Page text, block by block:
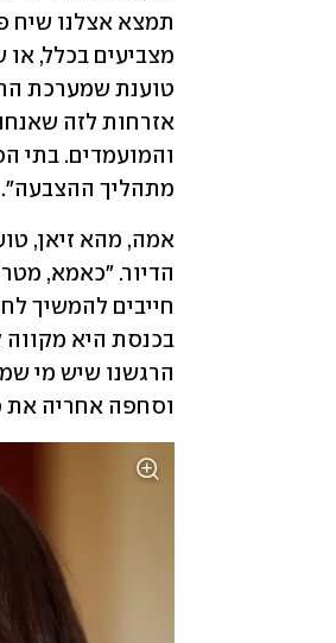
מתהליך ההצבעה".
בכנסת היא מקווה
וסחפה אחריה את